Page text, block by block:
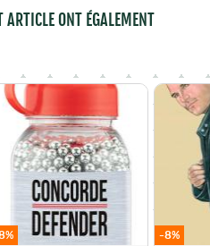
ARTICLE ONT ÉGALEMENT
-8%